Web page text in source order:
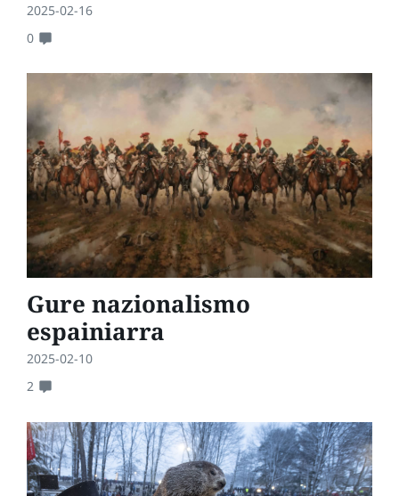
2025-02-16
0
Gure nazionalismo
espainiarra
2025-02-10
2